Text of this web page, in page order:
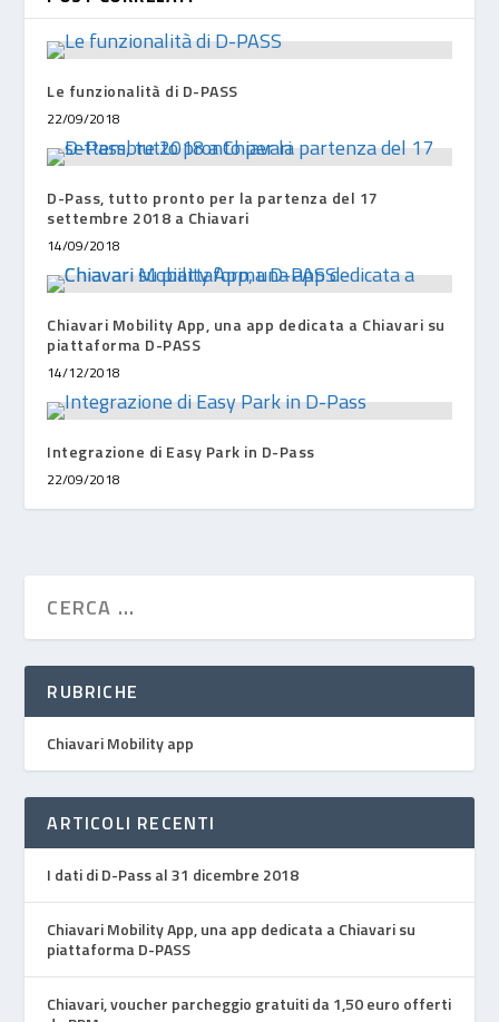
Le funzionalità di D-PASS
22/09/2018
D-Pass, tutto pronto per la partenza del 17
settembre 2018 a Chiavari
14/09/2018
Chiavari Mobility App, una app dedicata a Chiavari su
piattaforma D-PASS
14/12/2018
Integrazione di Easy Park in D-Pass
22/09/2018
RUBRICHE
Chiavari Mobility app
ARTICOLI RECENTI
I dati di D-Pass al 31 dicembre 2018
Chiavari Mobility App, una app dedicata a Chiavari su
piattaforma D-PASS
Chiavari, voucher parcheggio gratuiti da 1,50 euro offerti